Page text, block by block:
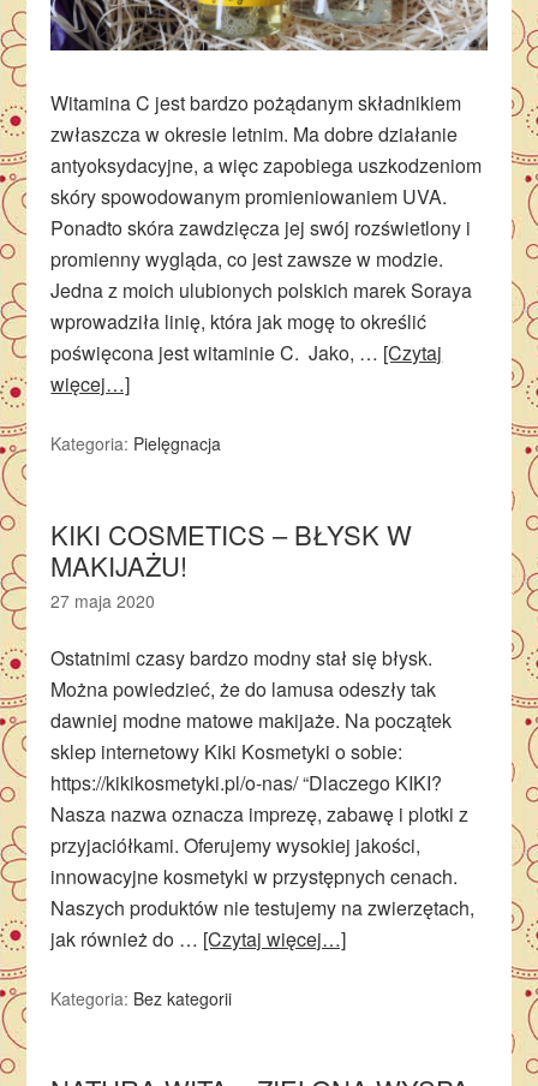
Witamina C jest bardzo pożądanym składnikiem
zwłaszcza w okresie letnim. Ma dobre działanie
antyoksydacyjne, a więc zapobiega uszkodzeniom
skóry spowodowanym promieniowaniem UVA.
Ponadto skóra zawdzięcza jej swój rozświetlony i
promienny wygląda, co jest zawsze w modzie.
Jedna z moich ulubionych polskich marek Soraya
wprowadziła linię, która jak mogę to określić
poświęcona jest witaminie C. Jako, … [Czytaj
więcej…]
Kategoria: Pielęgnacja
KIKI COSMETICS – BŁYSK W
MAKIJAŻU!
27 maja 2020
Ostatnimi czasy bardzo modny stał się błysk.
Można powiedzieć, że do lamusa odeszły tak
dawniej modne matowe makijaże. Na początek
sklep internetowy Kiki Kosmetyki o sobie:
https://kikikosmetyki.pl/o-nas/ “Dlaczego KIKI?
Nasza nazwa oznacza imprezę, zabawę i plotki z
przyjaciółkami. Oferujemy wysokiej jakości,
innowacyjne kosmetyki w przystępnych cenach.
Naszych produktów nie testujemy na zwierzętach,
jak również do … [Czytaj więcej…]
Kategoria: Bez kategorii